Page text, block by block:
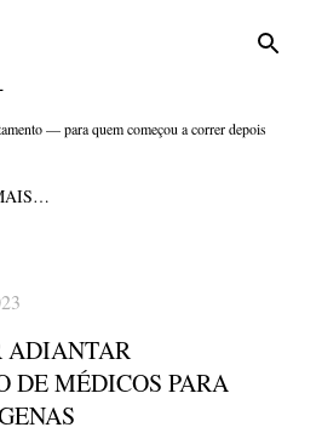
— para quem começou a correr depois
ADIANTAR
DE MÉDICOS PARA